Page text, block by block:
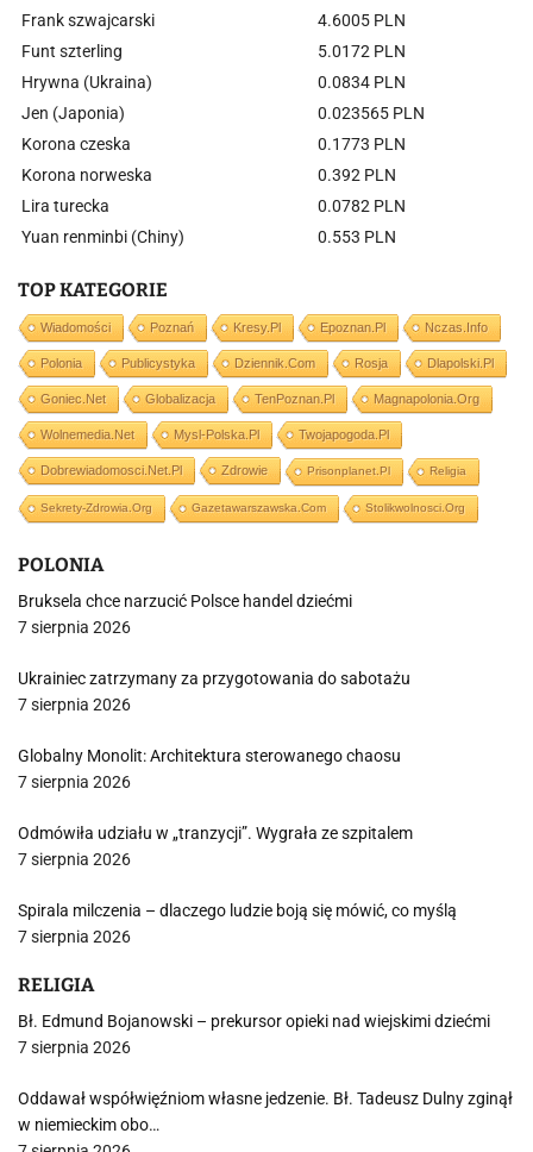
Frank szwajcarski
4.6005 PLN
Funt szterling
5.0172 PLN
Hrywna (Ukraina)
0.0834 PLN
Jen (Japonia)
0.023565 PLN
Korona czeska
0.1773 PLN
Korona norweska
0.392 PLN
Lira turecka
0.0782 PLN
Yuan renminbi (Chiny)
0.553 PLN
TOP KATEGORIE
Wiadomości Poznań Kresy.pl Epoznan.pl Nczas.info
Polonia Publicystyka Dziennik.com Rosja Dlapolski.pl
Goniec.net Globalizacja TenPoznan.pl Magnapolonia.org
Wolnemedia.net Mysl-Polska.pl Twojapogoda.pl
Dobrewiadomosci.net.pl Zdrowie Prisonplanet.pl Religia
Sekrety-Zdrowia.org Gazetawarszawska.com Stolikwolnosci.org
POLONIA
Bruksela chce narzucić Polsce handel dziećmi
7 sierpnia 2026
Ukrainiec zatrzymany za przygotowania do sabotażu
7 sierpnia 2026
Globalny Monolit: Architektura sterowanego chaosu
7 sierpnia 2026
Odmówiła udziału w „tranzycji”. Wygrała ze szpitalem
7 sierpnia 2026
Spirala milczenia – dlaczego ludzie boją się mówić, co myślą
7 sierpnia 2026
RELIGIA
Bł. Edmund Bojanowski – prekursor opieki nad wiejskimi dziećmi
7 sierpnia 2026
Oddawał współwięźniom własne jedzenie. Bł. Tadeusz Dulny zginął
w niemieckim obo…